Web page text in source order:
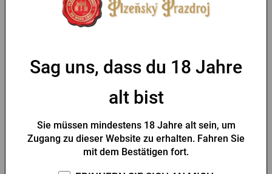
Kaufen
Sag uns, dass du 18 Jahre
alt bist
Sie müssen mindestens 18 Jahre alt sein, um
Zugang zu dieser Website zu erhalten. Fahren Sie
mit dem Bestätigen fort.